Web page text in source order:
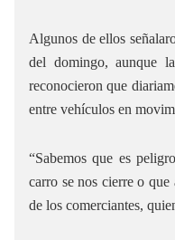
Algunos de ellos
del domingo, aunque
reconocieron que
entre vehículos en
“Sabemos que es
carro se nos cierre o que
de los comerciantes,